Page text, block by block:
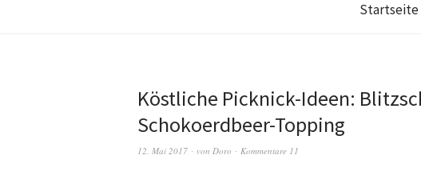
Startseite
Köstliche Picknick-Ideen:
Schokoerdbeer-Topping
12. Mai 2017 von Doro Kommentare 11